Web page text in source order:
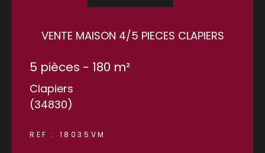
VENTE MAISON 4/5 PIECES CLAPIERS
5 pièces - 180 m²
Clapiers
(34830)
REF : 18035VM